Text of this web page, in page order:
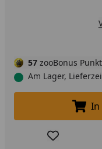
57 zooBonus
Am Lager,
In
Produkt